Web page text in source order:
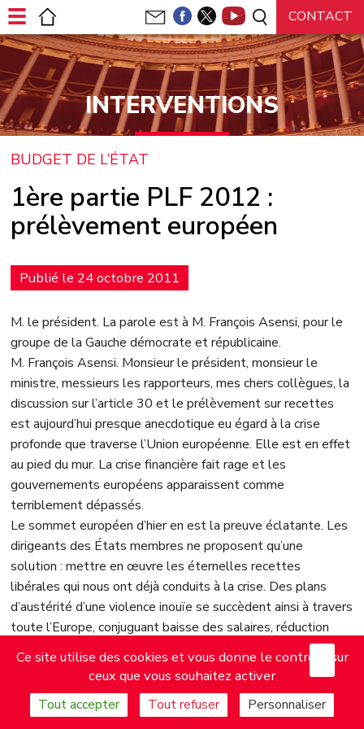
INTERVENTIONS
BUDGET DE L’ÉTAT
1ère partie PLF 2012 :
prélèvement européen
Publié le 24 octobre 2011
M. le président. La parole est à M. François Asensi, pour le
groupe de la Gauche démocrate et républicaine.
M. François Asensi. Monsieur le président, monsieur le
ministre, messieurs les rapporteurs, mes chers collègues, la
discussion sur l’article 30 et le prélèvement sur recettes
est aujourd’hui presque anecdotique eu égard à la crise
profonde que traverse l’Union européenne. Elle est en effet
au pied du mur. La crise financière fait rage et les
gouvernements européens apparaissent comme
terriblement dépassés.
Le sommet européen d’hier en est la preuve éclatante. Les
dirigeants des États membres ne proposent qu’une
solution : mettre en œuvre les éternelles recettes
libérales qui nous ont déjà conduits à la crise. Des plans
d’austérité d’une violence inouïe se succèdent ainsi à travers
toute l’Europe, conjuguant baisse des salaires, réduction
des services publics, relèvement de l’âge de départ à la
retraite et privatisations.
Les conséquences sont brutales pour les citoyens
européens. Les chiffres parlent d’eux-mêmes : selon
Panneau de gestion des cookies
Ce site utilise des cookies et vous donne le contrôle sur
ceux que vous souhaitez activer
Tout accepter Tout refuser Personnaliser